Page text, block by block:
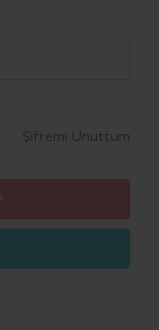
Şifremi Unuttum